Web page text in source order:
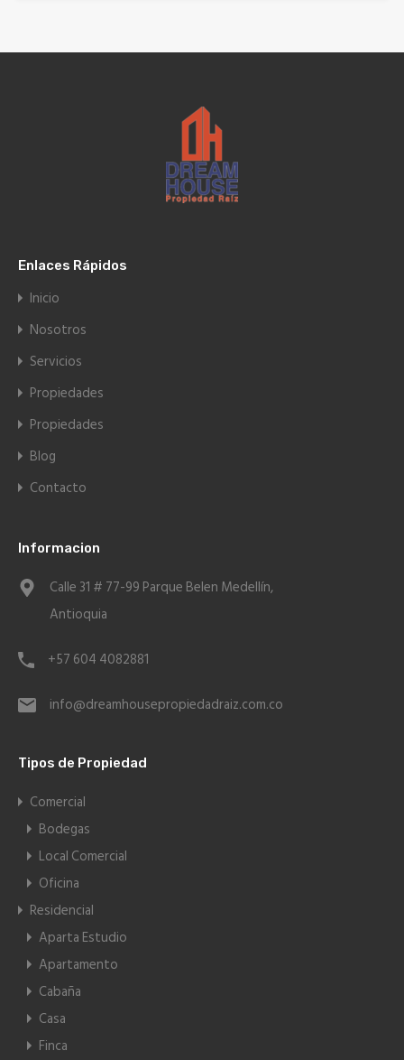
Enlaces Rápidos
Inicio
Nosotros
Servicios
Propiedades
Propiedades
Blog
Contacto
Informacion
Calle 31 # 77-99 Parque Belen Medellín,
Antioquia
+57 604 4082881
info@dreamhousepropiedadraiz.com.co
Tipos de Propiedad
Comercial
Bodegas
Local Comercial
Oficina
Residencial
Aparta Estudio
Apartamento
Cabaña
Casa
Finca